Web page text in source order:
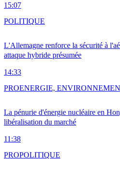
15:07
L'Allemagne renforce la sécurité à
attaque hybride présumée
14:33
POLITIQUE
La pénurie d'énergie nucléaire en
libéralisation du marché
11:38
PROENERGIE,
PROPOLITIQUE